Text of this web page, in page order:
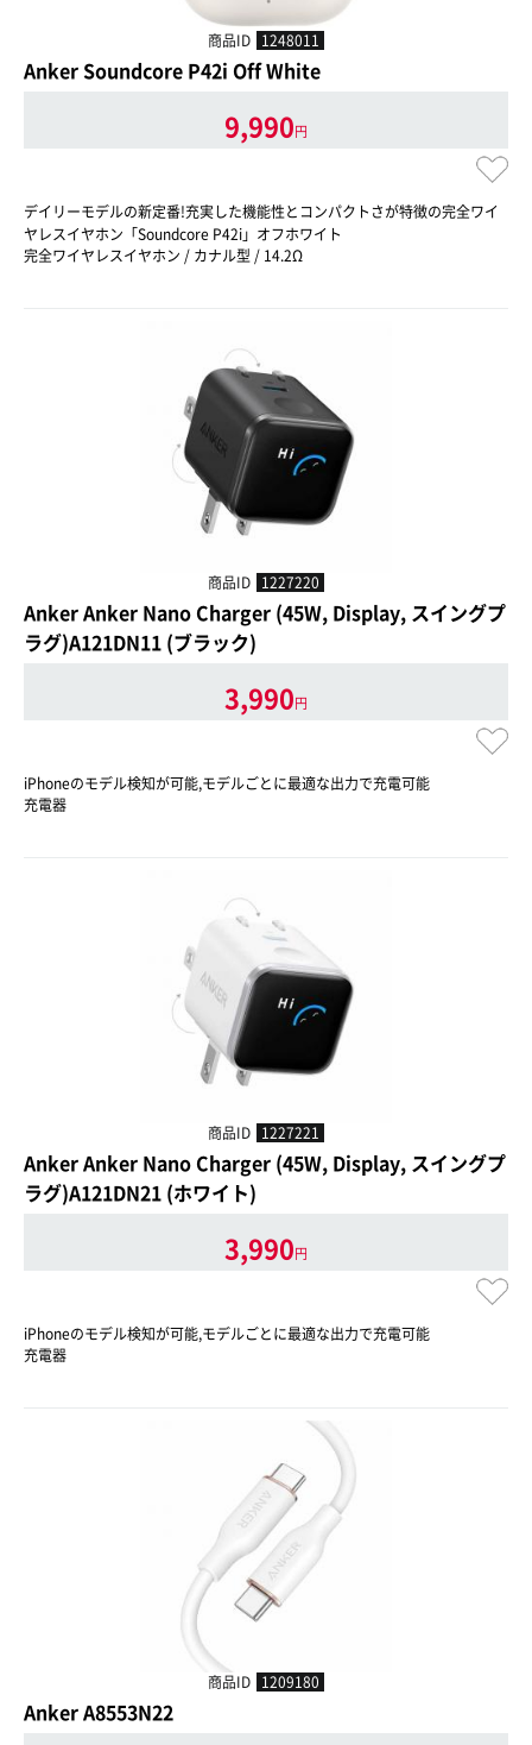
商品ID 1248011
Anker Soundcore P42i Off White
9,990円
デイリーモデルの新定番!充実した機能性とコンパクトさが特徴の完全ワイ
ヤレスイヤホン「Soundcore P42i」オフホワイト
完全ワイヤレスイヤホン / カナル型 / 14.2Ω
商品ID 1227220
Anker Anker Nano Charger (45W, Display, スイングプ
ラグ)A121DN11 (ブラック)
3,990円
iPhoneのモデル検知が可能,モデルごとに最適な出力で充電可能
充電器
商品ID 1227221
Anker Anker Nano Charger (45W, Display, スイングプ
ラグ)A121DN21 (ホワイト)
3,990円
iPhoneのモデル検知が可能,モデルごとに最適な出力で充電可能
充電器
商品ID 1209180
Anker A8553N22